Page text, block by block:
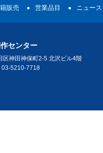
販売 営業品目 ニュース
センター
神田神保町2-5 北沢ビル4階
03-5210-7718